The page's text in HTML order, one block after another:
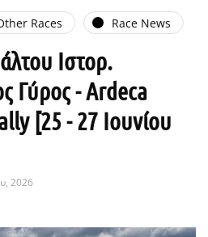
Races Race News
Ιστορ.
Γύρος - Ardeca
[25 - 27 Ιουνίου
2026